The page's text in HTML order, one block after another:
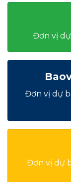
Đơn vị dự
Đơn vị dự
Đơn vị dự